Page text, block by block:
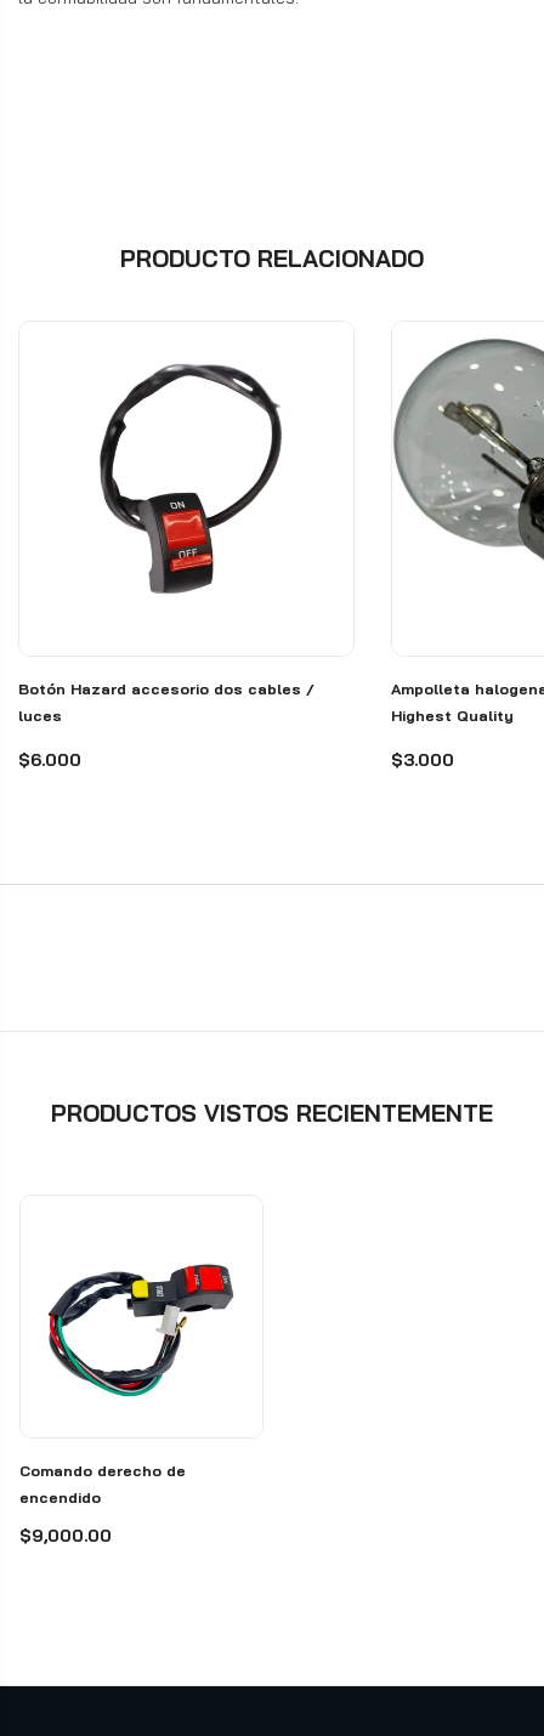
PRODUCTO RELACIONADO
Botón Hazard accesorio dos cables /
luces
$6.000
Ampolleta
Highest Quality
$3.000
PRODUCTOS VISTOS RECIENTEMENTE
Comando derecho de
encendido
$9,000.00